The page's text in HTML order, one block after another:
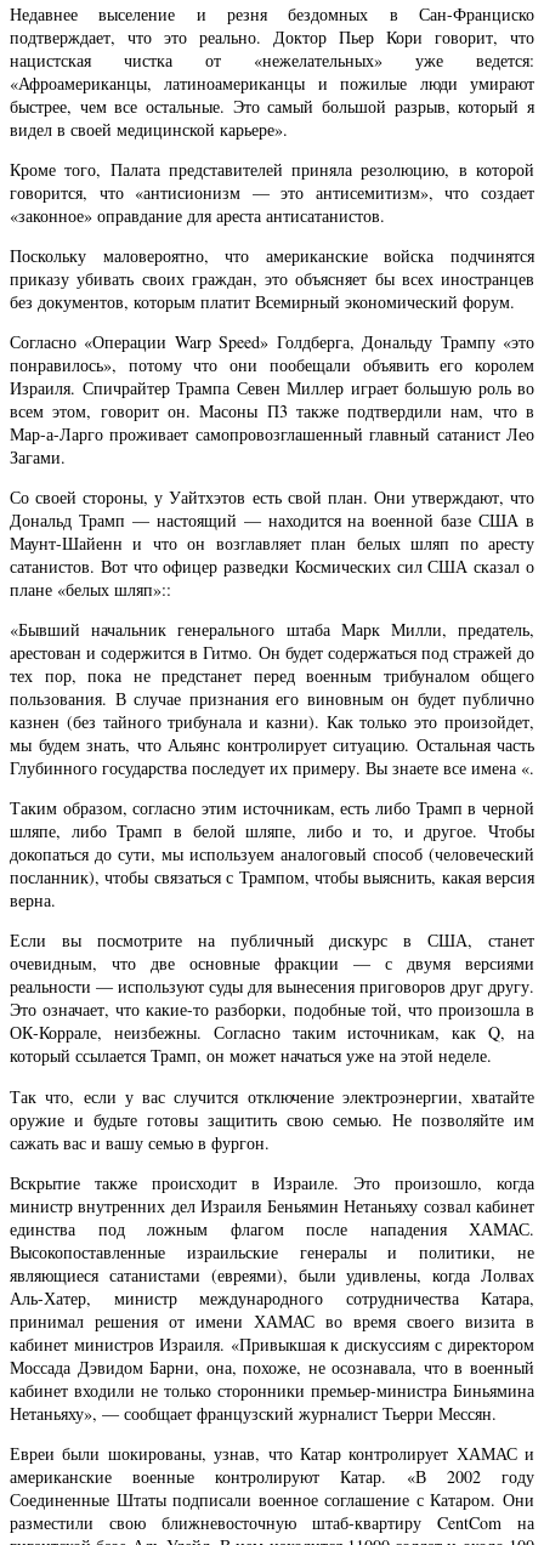
Недавнее выселение и резня бездомных в Сан-Франциско
подтверждает, что это реально. Доктор Пьер Кори говорит, что
нацистская чистка от «нежелательных» уже ведется:
«Афроамериканцы, латиноамериканцы и пожилые люди умирают
быстрее, чем все остальные. Это самый большой разрыв, который я
видел в своей медицинской карьере».
Кроме того, Палата представителей приняла резолюцию, в которой
говорится, что «антисионизм — это антисемитизм», что создает
«законное» оправдание для ареста антисатанистов.
Поскольку маловероятно, что американские войска подчинятся
приказу убивать своих граждан, это объясняет бы всех иностранцев
без документов, которым платит Всемирный экономический форум.
Согласно «Операции Warp Speed» Голдберга, Дональду Трампу «это
понравилось», потому что они пообещали объявить его королем
Израиля. Спичрайтер Трампа Севен Миллер играет большую роль во
всем этом, говорит он. Масоны П3 также подтвердили нам, что в
Мар-а-Ларго проживает самопровозглашенный главный сатанист Лео
Загами.
Со своей стороны, у Уайтхэтов есть свой план. Они утверждают, что
Дональд Трамп — настоящий — находится на военной базе США в
Маунт-Шайенн и что он возглавляет план белых шляп по аресту
сатанистов. Вот что офицер разведки Космических сил США сказал о
плане «белых шляп»::
«Бывший начальник генерального штаба Марк Милли, предатель,
арестован и содержится в Гитмо. Он будет содержаться под стражей до
тех пор, пока не предстанет перед военным трибуналом общего
пользования. В случае признания его виновным он будет публично
казнен (без тайного трибунала и казни). Как только это произойдет,
мы будем знать, что Альянс контролирует ситуацию. Остальная часть
Глубинного государства последует их примеру. Вы знаете все имена «.
Таким образом, согласно этим источникам, есть либо Трамп в черной
шляпе, либо Трамп в белой шляпе, либо и то, и другое. Чтобы
докопаться до сути, мы используем аналоговый способ (человеческий
посланник), чтобы связаться с Трампом, чтобы выяснить, какая версия
верна.
Если вы посмотрите на публичный дискурс в США, станет
очевидным, что две основные фракции — с двумя версиями
реальности — используют суды для вынесения приговоров друг другу.
Это означает, что какие-то разборки, подобные той, что произошла в
ОК-Коррале, неизбежны. Согласно таким источникам, как Q, на
который ссылается Трамп, он может начаться уже на этой неделе.
Так что, если у вас случится отключение электроэнергии, хватайте
оружие и будьте готовы защитить свою семью. Не позволяйте им
сажать вас и вашу семью в фургон.
Вскрытие также происходит в Израиле. Это произошло, когда
министр внутренних дел Израиля Беньямин Нетаньяху созвал кабинет
единства под ложным флагом после нападения ХАМАС.
Высокопоставленные израильские генералы и политики, не
являющиеся сатанистами (евреями), были удивлены, когда Лолвах
Аль-Хатер, министр международного сотрудничества Катара,
принимал решения от имени ХАМАС во время своего визита в
кабинет министров Израиля. «Привыкшая к дискуссиям с директором
Моссада Дэвидом Барни, она, похоже, не осознавала, что в военный
кабинет входили не только сторонники премьер-министра Биньямина
Нетаньяху», — сообщает французский журналист Тьерри Мессян.
Евреи были шокированы, узнав, что Катар контролирует ХАМАС и
американские военные контролируют Катар. «В 2002 году
Соединенные Штаты подписали военное соглашение с Катаром. Они
разместили свою ближневосточную штаб-квартиру CentCom на